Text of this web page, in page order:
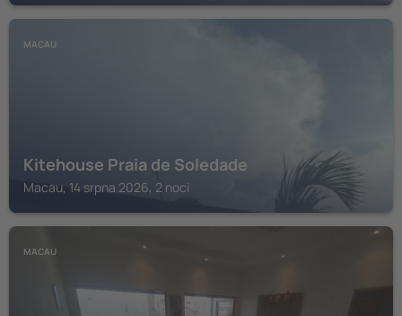
MACAU
Kitehouse Praia de Soledade
Macau, 14 srpna 2026, 2 noci
MACAU